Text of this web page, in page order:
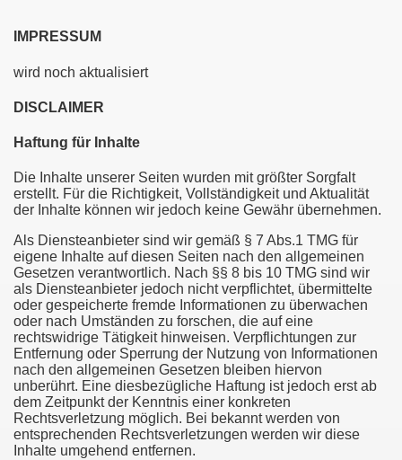
IMPRESSUM
wird noch aktualisiert
DISCLAIMER
Haftung für Inhalte
Die Inhalte unserer Seiten wurden mit größter Sorgfalt
erstellt. Für die Richtigkeit, Vollständigkeit und Aktualität
der Inhalte können wir jedoch keine Gewähr übernehmen.
Als Diensteanbieter sind wir gemäß § 7 Abs.1 TMG für
eigene Inhalte auf diesen Seiten nach den allgemeinen
Gesetzen verantwortlich. Nach §§ 8 bis 10 TMG sind wir
als Diensteanbieter jedoch nicht verpflichtet, übermittelte
oder gespeicherte fremde Informationen zu überwachen
oder nach Umständen zu forschen, die auf eine
rechtswidrige Tätigkeit hinweisen. Verpflichtungen zur
Entfernung oder Sperrung der Nutzung von Informationen
nach den allgemeinen Gesetzen bleiben hiervon
unberührt. Eine diesbezügliche Haftung ist jedoch erst ab
dem Zeitpunkt der Kenntnis einer konkreten
Rechtsverletzung möglich. Bei bekannt werden von
entsprechenden Rechtsverletzungen werden wir diese
Inhalte umgehend entfernen.